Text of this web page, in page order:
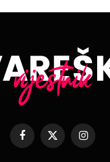
Facebook
X